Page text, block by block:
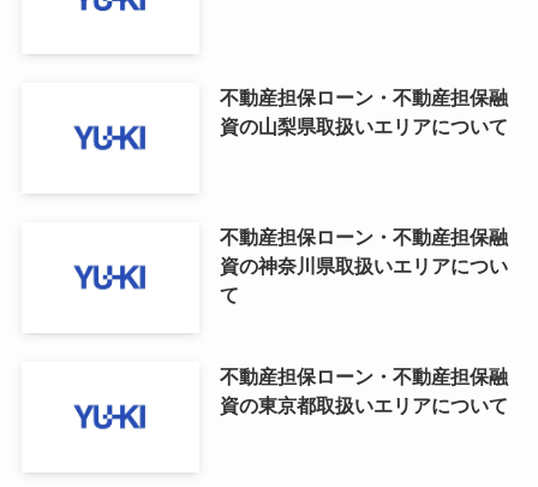
不動産担保ローン・不動産担保融
資の山梨県取扱いエリアについて
不動産担保ローン・不動産担保融
資の神奈川県取扱いエリアについ
て
不動産担保ローン・不動産担保融
資の東京都取扱いエリアについて